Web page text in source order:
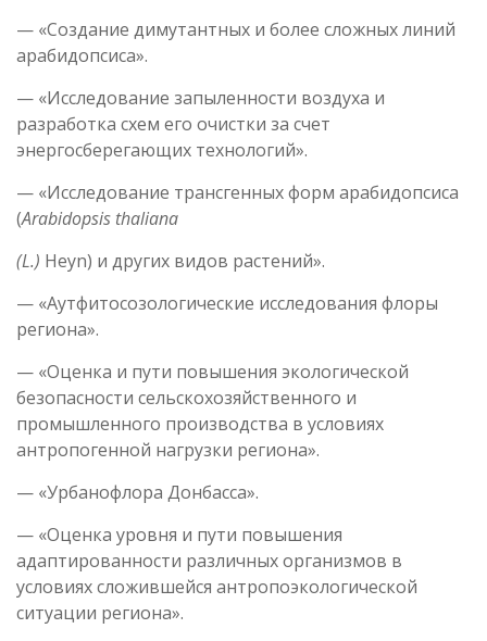
— «Создание димутантных и более сложных линий
арабидопсиса».
— «Исследование запыленности воздуха и
разработка схем его очистки за счет
энергосберегающих технологий».
— «Исследование трансгенных форм арабидопсиса
(Arabidopsis thaliana
(L.) Heyn) и других видов растений».
— «Аутфитосозологические исследования флоры
региона».
— «Оценка и пути повышения экологической
безопасности сельскохозяйственного и
промышленного производства в условиях
антропогенной нагрузки региона».
— «Урбанофлора Донбасса».
— «Оценка уровня и пути повышения
адаптированности различных организмов в
условиях сложившейся антропоэкологической
ситуации региона».